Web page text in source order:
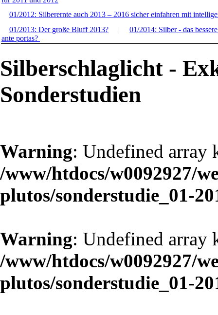
01/2012: Silberernte auch 2013 – 2016 sicher einfahren mit
01/2013: Der große Bluff 2013? | 01/2014: Silber - das
ante portas?
Silberschlaglicht -
Sonderstudien
Warning: Undefined array
/www/htdocs/w0092927/
plutos/sonderstudie_01-
Warning: Undefined array
/www/htdocs/w0092927/
plutos/sonderstudie_01-